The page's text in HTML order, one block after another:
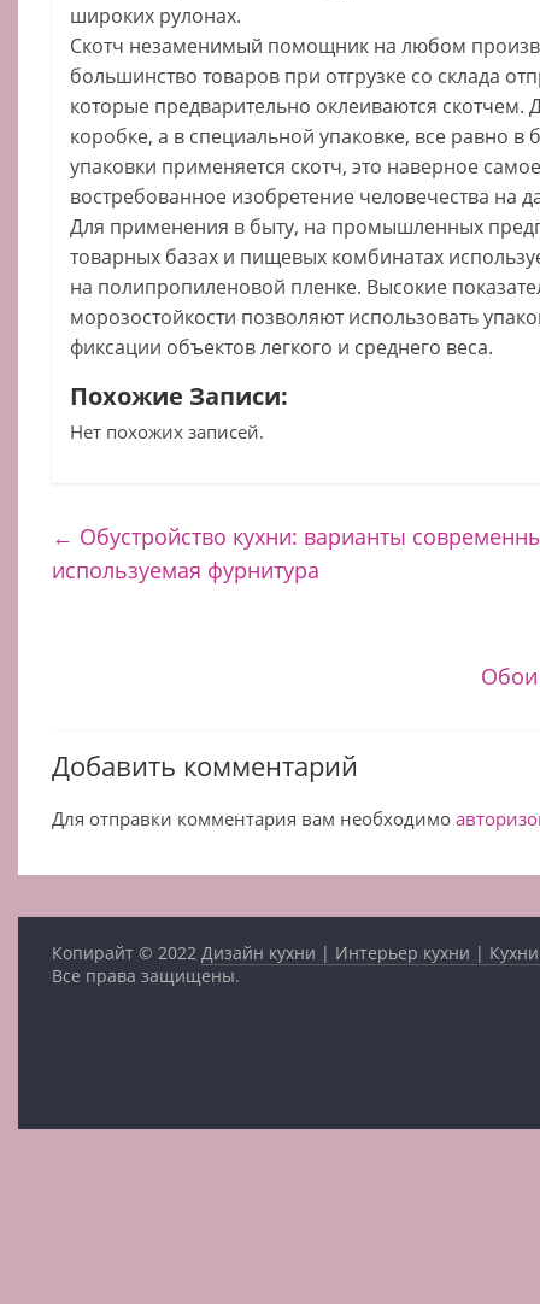
широких рулонах.
Скотч незаменимый помощник на любом
большинство товаров при отгрузке со склада
которые предварительно оклеиваются скотчем.
коробке, а в специальной упаковке, все равно в
упаковки применяется скотч, это наверное
востребованное изобретение человечества на
Для применения в быту, на промышленных
товарных базах и пищевых комбинатах
на полипропиленовой пленке. Высокие
морозостойкости позволяют использовать
фиксации объектов легкого и среднего веса.
Похожие Записи:
Нет похожих записей.
← Обустройство кухни: варианты
используемая фурнитура
Обои
Добавить комментарий
Для отправки комментария вам необходимо
Копирайт © 2022Дизайн кухни | Интерьер кухни |
Все права защищены.